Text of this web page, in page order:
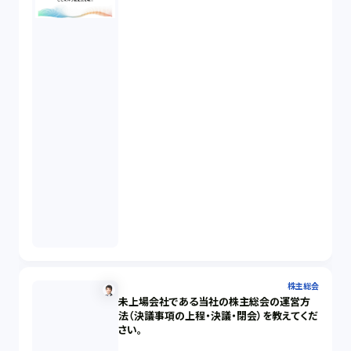
株主総会
未上場会社である当社の株主総会の運営方
法（決議事項の上程・決議・閉会）を教えてくだ
さい。